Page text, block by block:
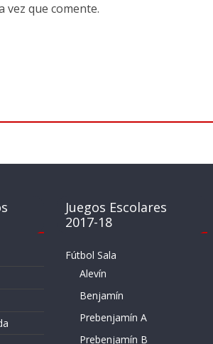
vez que comente.
Juegos Escolares
2017-18
Fútbol Sala
Alevín
Benjamín
Prebenjamín A
Prebenjamín B